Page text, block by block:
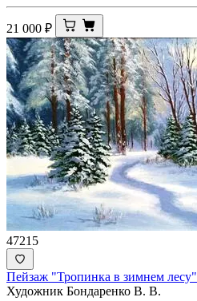
21 000 ₽
47215
Пейзаж "Тропинка в зимнем лесу"
Художник Бондаренко В. В.